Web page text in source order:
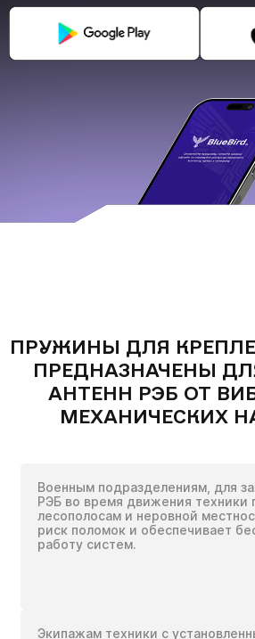
ПРУЖИНЫ ДЛЯ
ПРЕДНАЗНАЧЕНЫ
АНТЕНН РЭБ ОТ
МЕХАНИЧЕСКИХ
Военным подразделениям, для
РЭБ во время движения техники
лесополосам и неровной
риск поломок и обеспечивает
работу систем.
Экипажам техники с
Чтобы не ждать, вы можете
на кнопку
+3806
ВАШЕ ЗАМОВЛЕННЯ:
ОПЦІЙНО ДОДАНО:
при наличии сертификата
потребителя